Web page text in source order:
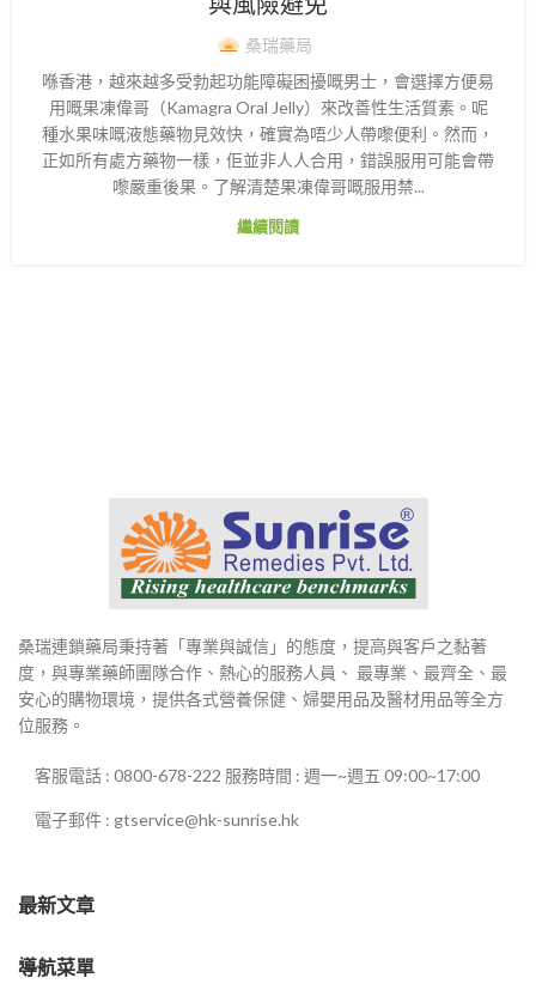
桑瑞藥局
喺香港，越來越多受勃起功能障礙困擾嘅男士，會選擇方便易
用嘅果凍偉哥（Kamagra Oral Jelly）來改善性生活質素。呢
種水果味嘅液態藥物見效快，確實為唔少人帶嚟便利。然而，
正如所有處方藥物一樣，佢並非人人合用，錯誤服用可能會帶
嚟嚴重後果。了解清楚果凍偉哥嘅服用禁...
繼續閱讀
桑瑞連鎖藥局秉持著「專業與誠信」的態度，提高與客戶之黏著
度，與專業藥師團隊合作、熱心的服務人員、 最專業、最齊全、最
安心的購物環境，提供各式營養保健、婦嬰用品及醫材用品等全方
位服務。
客服電話 : 0800-678-222 服務時間 : 週一~週五 09:00~17:00
電子郵件 : gtservice@hk-sunrise.hk
最新文章
導航菜單